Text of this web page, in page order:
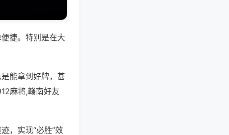
捷。特别是在大
能拿到好牌，甚
麻将,赣南好友
，实现“必胜”效